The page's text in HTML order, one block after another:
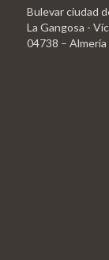
Bulevar ciudad
La Gangosa -
04738 – Almería